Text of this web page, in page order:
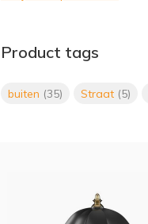
Product tags
buiten (35) Straat (5)